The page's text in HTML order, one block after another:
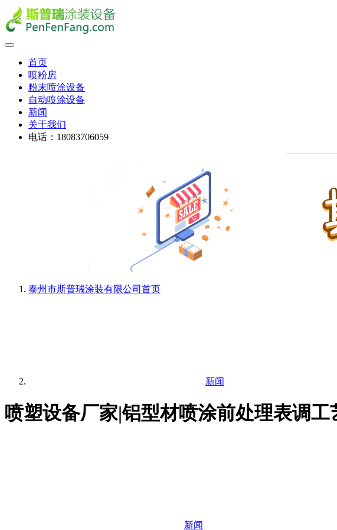
首页
喷粉房
粉末喷涂设备
自动喷涂设备
新闻
关于我们
电话：18083706059
泰州市斯普瑞涂装有限公司 首页
新闻
喷塑设备厂家|铝型材喷涂前处理表调工
新闻